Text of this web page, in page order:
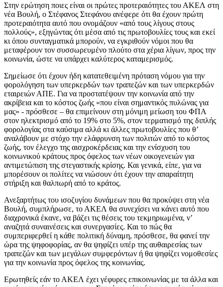
Στην ερώτηση ποιες είναι οι πρώτες προτεραιότητες του ΑΚΕΛ στη
νέα Βουλή, ο Στέφανος Στεφάνου ανέφερε ότι θα έχουν πρώτη
προτεραιότητα αυτό που ονομάζουν «από τους λίγους στους
πολλούς», εξηγώντας ότι μέσα από τις πρωτοβουλίες τους και εκεί
κι όπου συνταγματικά μπορούν, να εγκριθούν νόμοι που θα
μεταφέρουν τον συσσωρευμένο πλούτο στα χέρια λίγων, προς την
κοινωνία, ώστε να υπάρχει καλύτερος καταμερισμός.
Σημείωσε ότι έχουν ήδη κατατεθειμένη πρόταση νόμου για την
φορολόγηση των υπερκερδών των τραπεζών και των υπερκερδών
εταιρειών ΑΠΕ. Για να προστατέψουν την κοινωνία από την
ακρίβεια και το κόστος ζωής «που είναι σημαντικός πυλώνας για
μας» - πρόσθεσε – θα επιμείνουν στη μόνιμη μείωση του ΦΠΑ
στον ηλεκτρισμό από το 19% στο 5%, στον τερματισμό της διπλής
φορολογίας στα καύσιμα αλλά κι άλλες πρωτοβουλίες που θ’
αναλάβουν με στόχο την ελάφρυνση των πολιτών από το κόστος
ζωής, τον έλεγχο της αισχροκέρδειας και την ενίσχυση του
κοινωνικού κράτους προς όφελος των νέων οικογενειών για
αντιμετώπιση της στεγαστικής κρίσης. Και γενικά, είπε, για να
μπορέσουν οι πολίτες να νιώσουν ότι έχουν την απαραίτητη
στήριξη και θαλπωρή από το κράτος.
Ανεξαρτήτως του ισοζυγίου δυνάμεων που θα προκύψει στη νέα
Βουλή, συμπλήρωσε, το ΑΚΕΛ θα συνεχίσει να κάνει αυτό που
διαχρονικά έκανε, να βάζει τις θέσεις του τεκμηριωμένα, ν’
αναζητά συναινέσεις και συνεργασίες. Και το πώς θα
συμπεριφερθεί η κάθε πολιτική δύναμη, πρόσθεσε, θα φανεί την
ώρα της ψηφοφορίας, αν θα ψηφίζει υπέρ της αυθαιρεσίας των
τραπεζών και των μεγάλων συμφερόντων ή θα ψηφίζει νομοθεσίες
για την κοινωνία προς όφελος της κοινωνίας.
Ερωτηθείς εάν το ΑΚΕΛ έχει γέφυρες επικοινωνίας με τα άλλα και